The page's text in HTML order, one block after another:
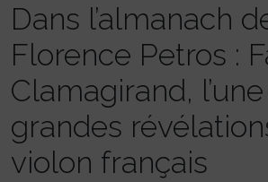
Dans l’almanach
Florence Petros :
Clamagirand,
grandes
violon français